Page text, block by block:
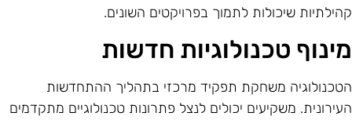
שיכולות לתמוך בפרויקטים השונים.
טכנולוגיות חדשות
משחקת תפקיד מרכזי בתהליך ההתחדשות
משקיעים יכולים לנצל פתרונות טכנולוגיים מתקדמים